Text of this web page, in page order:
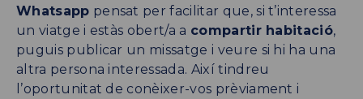
Whatsapp pensat per facilitar que, si t’interessa
un viatge i estàs obert/a a compartir habitació,
puguis publicar un missatge i veure si hi ha una
altra persona interessada. Així tindreu
l’oportunitat de conèixer-vos prèviament i